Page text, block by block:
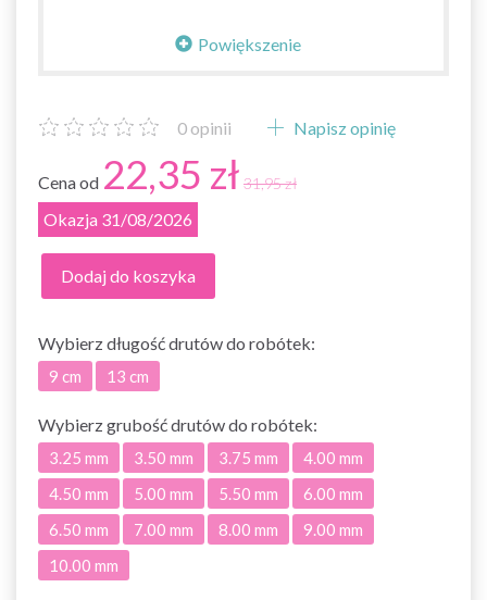
Powiększenie
0 opinii Napisz opinię
Cena od 22,35 zł 31,95 zł
Okazja 31/08/2026
Dodaj do koszyka
Wybierzdługość drutów do robótek:
9 cm 13 cm
Wybierzgrubość drutów do robótek:
3.25 mm 3.50 mm 3.75 mm
4.00 mm
4.50 mm
5.00 mm 5.50 mm
6.00 mm
6.50 mm
7.00 mm 8.00 mm
9.00 mm
10.00 mm